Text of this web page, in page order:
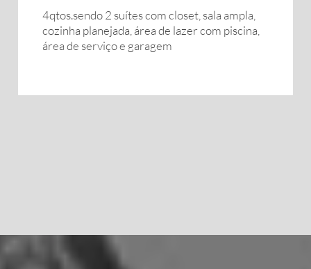
4qtos.sendo 2 suítes com closet, sala ampla,
cozinha planejada, área de lazer com piscina,
área de serviço e garagem